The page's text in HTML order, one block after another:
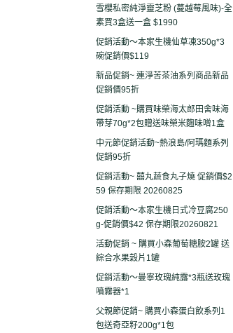
雪櫻私密純淨靈芝粉 (蔓越莓風味)-全
素買3盒送一盒 $1990
促銷活動～本家生機仙草凍350g*3
碗促銷價$119
新品促銷~ 連淨苦茶油系列商品新品
促銷價95折
促銷活動 ~購買味榮海太郎田舍味海
帶芽70g*2包贈送味榮米麴味噌1盒
中元節促銷活動~熱浪島/阿瑪麵系列
促銷95折
促銷活動~ 囍丸蔬食丸子燒 促銷價$2
59 保存期限 20260825
促銷活動～本家生機日式冷豆腐250
g-促銷價$42 保存期限20260821
活動促銷 ~ 購買小森葡萄糖胺2罐 送
綜合水果穀片1罐
促銷活動～曼寧玫瑰純露*3瓶送玫瑰
噴霧器*1
父親節促銷~ 購買小森蛋白飲系列1
包送奇亞籽200g*1包